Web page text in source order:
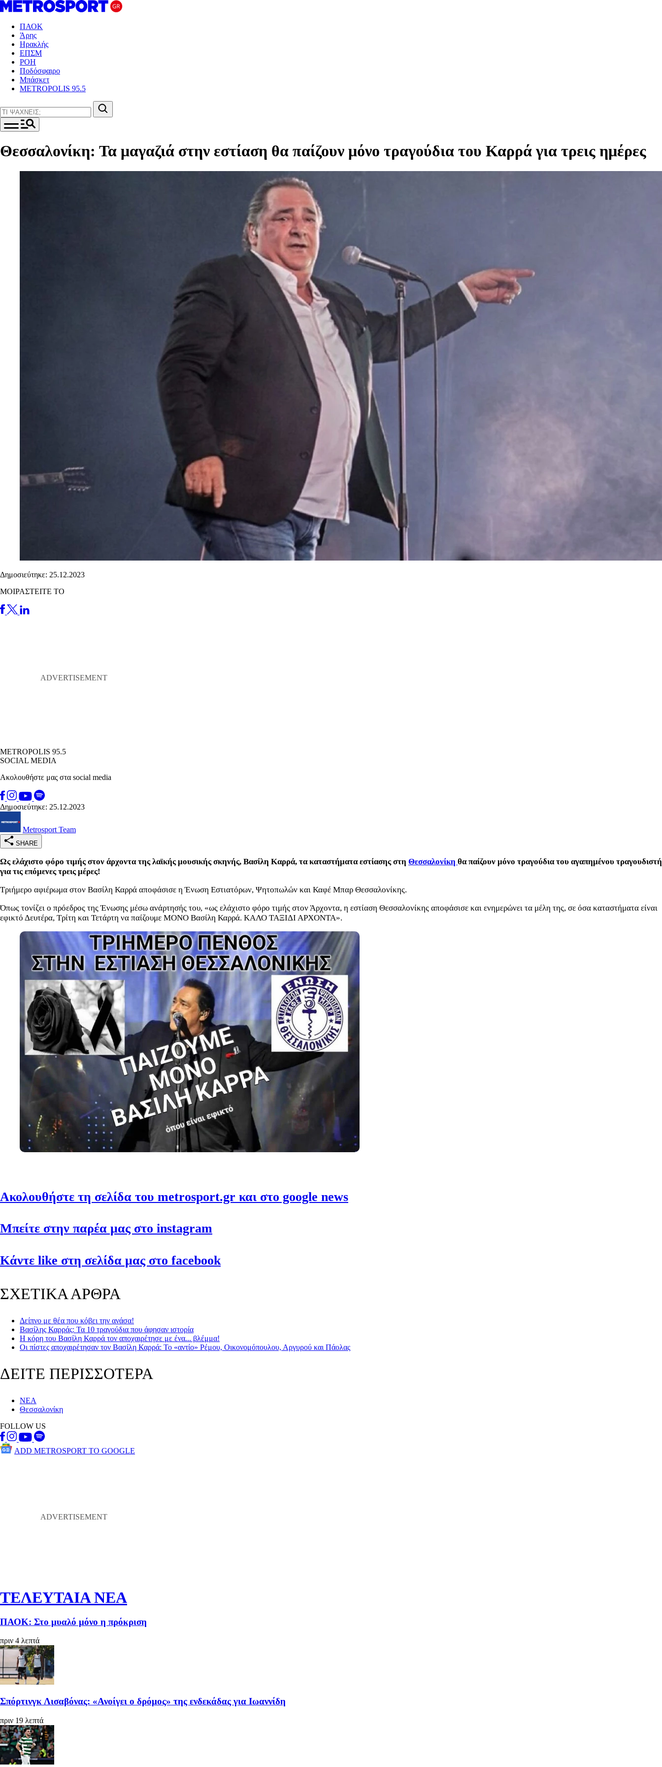
ΠΑΟΚ
Άρης
Ηρακλής
ΕΠΣΜ
ΡΟΗ
Ποδόσφαιρο
Μπάσκετ
METROPOLIS 95.5
Θεσσαλονίκη: Τα μαγαζιά στην εστίαση θα παίζουν μόνο τραγούδια του Καρρά για τρεις ημέρες
Δημοσιεύτηκε: 25.12.2023
ΜΟΙΡΑΣΤΕΙΤΕ ΤΟ
METROPOLIS 95.5
SOCIAL MEDIA
Ακολουθήστε μας στα social media
Δημοσιεύτηκε: 25.12.2023
Metrosport Team
SHARE
Ως ελάχιστο φόρο τιμής στον άρχοντα της λαϊκής μουσικής σκηνής, Βασίλη Καρρά, τα καταστήματα εστίασης στη Θεσσαλονίκη θα παίζουν μόνο τραγούδια του αγαπημένου τραγουδιστή
για τις επόμενες τρεις μέρες!
Τριήμερο αφιέρωμα στον Βασίλη Καρρά αποφάσισε η Ένωση Εστιατόρων, Ψητοπωλών και Καφέ Μπαρ Θεσσαλονίκης.
Όπως τονίζει ο πρόεδρος της Ένωσης μέσω ανάρτησής του, «ως ελάχιστο φόρο τιμής στον Άρχοντα, η εστίαση Θεσσαλονίκης αποφάσισε και ενημερώνει τα μέλη της, σε όσα καταστήματα είναι
εφικτό Δευτέρα, Τρίτη και Τετάρτη να παίζουμε ΜΟΝΟ Βασίλη Καρρά. ΚΑΛΟ ΤΑΞΙΔΙ ΑΡΧΟΝΤΑ».
Ακολουθήστε τη σελίδα του metrosport.gr και στο google news
Μπείτε στην παρέα μας στο instagram
Κάντε like στη σελίδα μας στο facebook
ΣΧΕΤΙΚΑ ΑΡΘΡΑ
Δείπνο με θέα που κόβει την ανάσα!
Βασίλης Καρράς: Τα 10 τραγούδια που άφησαν ιστορία
Η κόρη του Βασίλη Καρρά τον αποχαιρέτησε με ένα... βλέμμα!
Οι πίστες αποχαιρέτησαν τον Βασίλη Καρρά: To «αντίο» Ρέμου, Οικονομόπουλου, Αργυρού και Πάολας
ΔΕΙΤΕ ΠΕΡΙΣΣΟΤΕΡΑ
ΝΕΑ
Θεσσαλονίκη
FOLLOW US
ADD METROSPORT TO GOOGLE
ΤΕΛΕΥΤΑΙΑ ΝΕΑ
ΠΑΟΚ: Στο μυαλό μόνο η πρόκριση
πριν 4 λεπτά
Σπόρτινγκ Λισαβόνας: «Ανοίγει ο δρόμος» της ενδεκάδας για Ιωαννίδη
πριν 19 λεπτά